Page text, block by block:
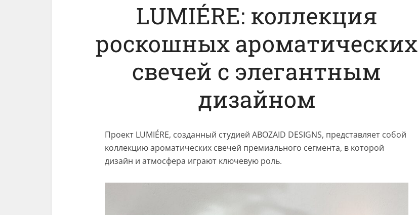
LUMIÉRE: коллекция
роскошных ароматических
свечей с элегантным
дизайном
Проект LUMIÉRE, созданный студией ABOZAID DESIGNS, представляет собой
коллекцию ароматических свечей премиального сегмента, в которой
дизайн и атмосфера играют ключевую роль.